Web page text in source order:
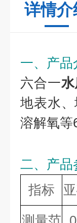
详情介
一、产品
六合一
地表水
溶解氧等
二、产品
指标